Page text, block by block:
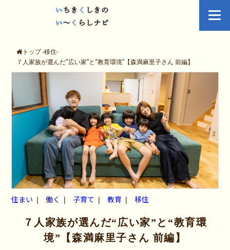
トップ -移住-
７人家族が選んだ“広い家”と“教育環境”【森満麻里子さん 前編】
住まい 働く 子育て 教育 移住
７人家族が選んだ“広い家”と“教育環
境”【森満麻里子さん 前編】